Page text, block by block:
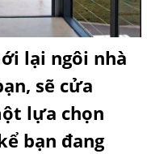
lại ngôi nhà
sẽ cửa
lựa chọn
bạn đang